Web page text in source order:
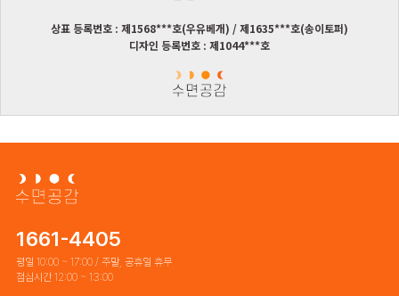
상표 등록번호 : 제1568***호(우유베개) / 제1635***호(송이토퍼)
디자인 등록번호 : 제1044***호
1661-4405
평일 10:00 ~ 17:00 / 주말, 공휴일 휴무
점심시간 12:00 ~ 13:00